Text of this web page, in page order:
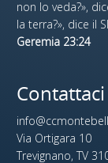
non lo veda?»,
la terra?», dice il
Geremia 23:24
Contattaci
Via Ortigara 10
Trevignano, TV